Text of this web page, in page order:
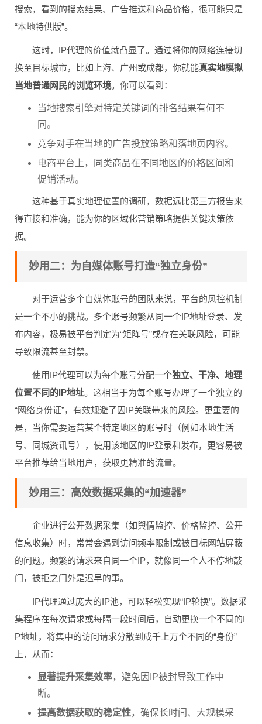
搜索，看到的搜索结果、广告推送和商品价格，很可能只是
“本地特供版”。
这时，IP代理的价值就凸显了。通过将你的网络连接切
换至目标城市，比如上海、广州或成都，你就能真实地模拟
当地普通网民的浏览环境。你可以看到：
当地搜索引擎对特定关键词的排名结果有何不
同。
竞争对手在当地的广告投放策略和落地页内容。
电商平台上，同类商品在不同地区的价格区间和
促销活动。
这种基于真实地理位置的调研，数据远比第三方报告来
得直接和准确，能为你的区域化营销策略提供关键决策依
据。
妙用二：为自媒体账号打造“独立身份”
对于运营多个自媒体账号的团队来说，平台的风控机制
是一个不小的挑战。多个账号频繁从同一个IP地址登录、发
布内容，极易被平台判定为“矩阵号”或存在关联风险，可能
导致限流甚至封禁。
使用IP代理可以为每个账号分配一个独立、干净、地理
位置不同的IP地址。这相当于为每个账号办理了一个独立的
“网络身份证”，有效规避了因IP关联带来的风险。更重要的
是，当你需要运营某个特定地区的账号时（例如本地生活
号、同城资讯号），使用该地区的IP登录和发布，更容易被
平台推荐给当地用户，获取更精准的流量。
妙用三：高效数据采集的“加速器”
企业进行公开数据采集（如舆情监控、价格监控、公开
信息收集）时，常常会遇到访问频率限制或被目标网站屏蔽
的问题。频繁的请求来自同一个IP，就像同一个人不停地敲
门，被拒之门外是迟早的事。
IP代理通过庞大的IP池，可以轻松实现“IP轮换”。数据采
集程序在每次请求或每隔一段时间后，自动更换一个不同的I
P地址，将集中的访问请求分散到成千上万个不同的“身份”
上，从而：
显著提升采集效率，避免因IP被封导致工作中
断。
提高数据获取的稳定性，确保长时间、大规模采